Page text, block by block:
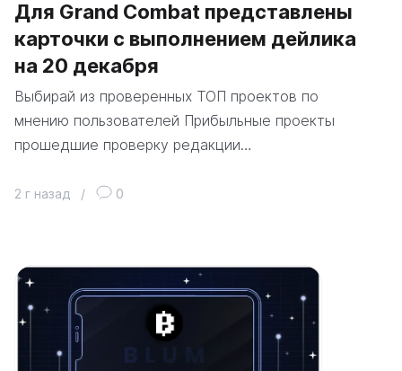
Для Grand Combat представлены
карточки с выполнением дейлика
на 20 декабря
Выбирай из проверенных ТОП проектов по
мнению пользователей Прибыльные проекты
прошедшие проверку редакции…
2 г назад / 0